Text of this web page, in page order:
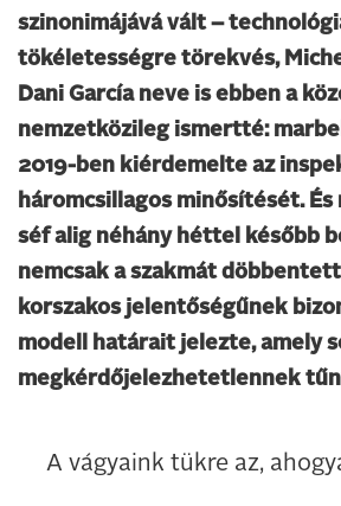
szinonimájává vált –
tökéletességre törekvés,
Dani García neve is ebben a
nemzetközileg ismertté:
2019-ben kiérdemelte az
háromcsillagos minősítését. És
séf alig néhány héttel később
nemcsak a szakmát
korszakos jelentőségűnek
modell határait jelezte, amely
megkérdőjelezhetetlennek
A vágyaink tükre az,